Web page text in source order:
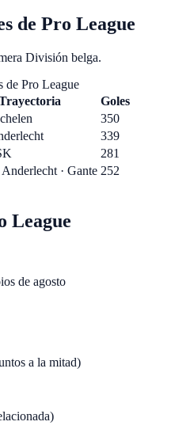
de Pro League
División belga.
de Pro League
Goles
350
339
281
Anderlecht · Gante 252
League
de agosto
a la mitad)